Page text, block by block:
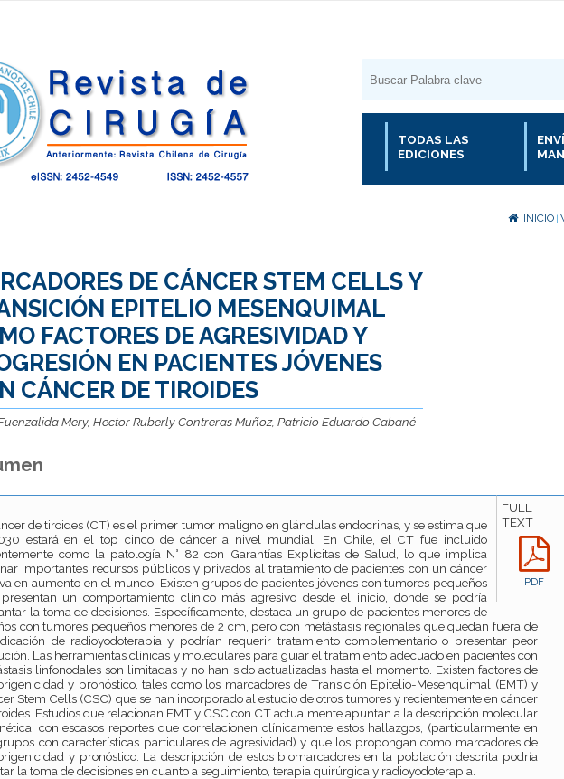
TODAS LAS
EDICIONES
INICIO
DE CÁNCER STEM CELLS Y
EPITELIO MESENQUIMAL
FACTORES DE AGRESIVIDAD Y
EN PACIENTES JÓVENES
CÁNCER DE TIROIDES
Mery, Hector Ruberly Contreras Muñoz, Patricio Eduardo Cabané
FULL
TEXT
PDF
de tiroides (CT) es el primer tumor maligno en glándulas endocrinas, y se estima que
estará en el top cinco de cáncer a nivel mundial. En Chile, el CT fue incluido
como la patología N° 82 con Garantías Explícitas de Salud, lo que implica
importantes recursos públicos y privados al tratamiento de pacientes con un cáncer
en aumento en el mundo. Existen grupos de pacientes jóvenes con tumores pequeños
un comportamiento clínico más agresivo desde el inicio, donde se podría
la toma de decisiones. Específicamente, destaca un grupo de pacientes menores de
con tumores pequeños menores de 2 cm, pero con metástasis regionales que quedan fuera de
de radioyodoterapia y podrían requerir tratamiento complementario o presentar peor
Las herramientas clínicas y moleculares para guiar el tratamiento adecuado en pacientes con
linfonodales son limitadas y no han sido actualizadas hasta el momento. Existen factores de
y pronóstico, tales como los marcadores de Transición Epitelio-Mesenquimal (EMT) y
Stem Cells (CSC) que se han incorporado al estudio de otros tumores y recientemente en cáncer
Estudios que relacionan EMT y CSC con CT actualmente apuntan a la descripción molecular
con escasos reportes que correlacionen clínicamente estos hallazgos, (particularmente en
con características particulares de agresividad) y que los propongan como marcadores de
y pronóstico. La descripción de estos biomarcadores en la población descrita podría
la toma de decisiones en cuanto a seguimiento, terapia quirúrgica y radioyodoterapia.